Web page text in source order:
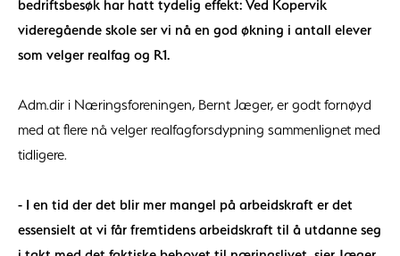
bedriftsbesøk har hatt tydelig effekt: Ved Kopervik
videregående skole ser vi nå en god økning i antall elever
som velger realfag og R1.
Adm.dir i Næringsforeningen, Bernt Jæger, er godt fornøyd
med at flere nå velger realfagforsdypning sammenlignet med
tidligere.
- I en tid der det blir mer mangel på arbeidskraft er det
essensielt at vi får fremtidens arbeidskraft til å utdanne seg